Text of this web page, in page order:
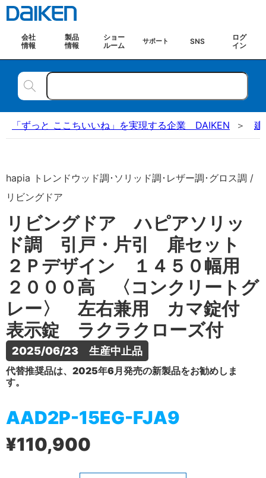
会社
情報
製品
情報
ショー
ルーム
サポート SNS
ログ
イン
「ずっと ここちいいね」を実現する企業 DAIKEN 建
hapia トレンドウッド調･ソリッド調･レザー調･グロス調 /
リビングドア
リビングドア ハピアソリッ
ド調 引戸・片引 扉セット
２Ｐデザイン １４５０幅用
２０００高 〈コンクリートグ
レー〉 左右兼用 カマ錠付
表示錠 ラクラクローズ付
2025/06/23　生産中止品
代替推奨品は、2025年6月発売の新製品をお勧めしま
す。
AAD2P-15EG-FJA9
¥110,900